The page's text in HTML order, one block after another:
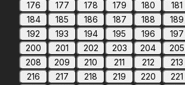
176
177 178 179 180 181
184
185 186 187 188 189
192
193 194 195 196 197
200
201 202 203 204 205
208
209 210 211 212 213
216
217 218 219 220 221